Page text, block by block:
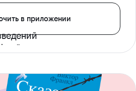
в приложении